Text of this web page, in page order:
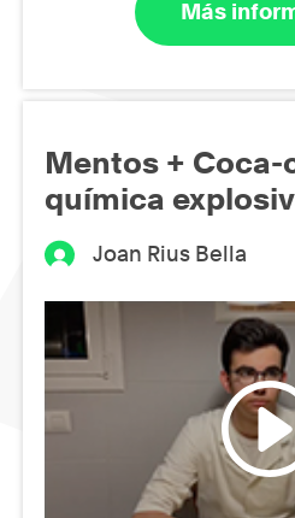
Más
Mentos + Coca-
química
Joan Rius Bella